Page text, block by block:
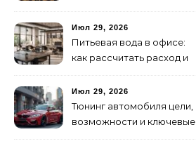
как не утонуть в хаосе
Июл 29, 2026
Питьевая вода в офисе:
как рассчитать расход и
Июл 29, 2026
Тюнинг автомобиля цели,
возможности и ключевые